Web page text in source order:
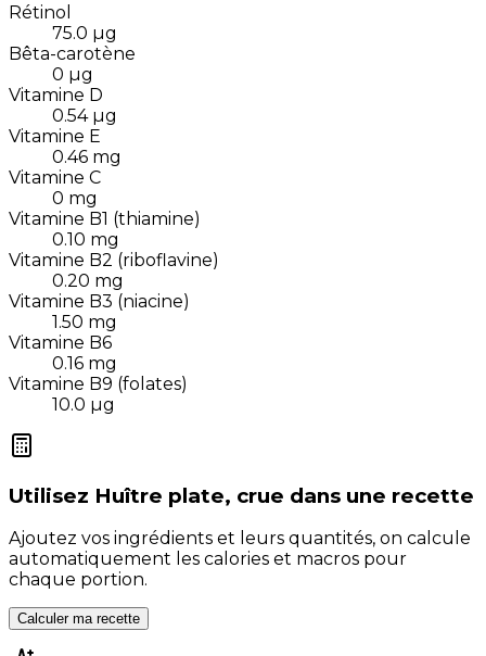
Rétinol
75.0 µg
Bêta-carotène
0 µg
Vitamine D
0.54 µg
Vitamine E
0.46 mg
Vitamine C
0 mg
Vitamine B1 (thiamine)
0.10 mg
Vitamine B2 (riboflavine)
0.20 mg
Vitamine B3 (niacine)
1.50 mg
Vitamine B6
0.16 mg
Vitamine B9 (folates)
10.0 µg
Utilisez Huître plate, crue dans une recette
Ajoutez vos ingrédients et leurs quantités, on calcule
automatiquement les calories et macros pour
chaque portion.
Calculer ma recette